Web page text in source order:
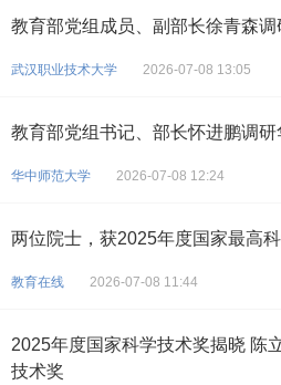
教育部党组成员、副部长徐青森
武汉职业技术大学 2026-07-08 13:05
教育部党组书记、部长怀进鹏调
华中师范大学 2026-07-08 12:24
两位院士，获2025年度国家最高科
教育在线 2026-07-08 11:44
2025年度国家科学技术奖揭晓 陈
技术奖